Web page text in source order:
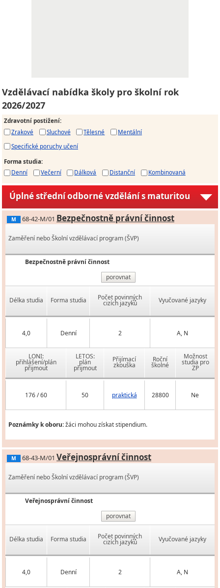
Vzdělávací nabídka školy pro školní rok
2026/2027
Zdravotní postižení:
Zrakové
Sluchové Tělesné
Mentální
Specifické poruchy učení
Forma studia:
Denní
Večerní Dálková Distanční Kombinovaná
Úplné střední odborné vzdělání s maturitou
M 68-42-M/01 Bezpečnostně právní činnost
Zaměření nebo Školní vzdělávací program (ŠVP)
Bezpečnostně právní činnost
porovnat
Délka studia Forma studia Počet povinných
cizích jazyků Vyučované jazyky
4,0 Denní 2 A, N
LONI:
přihlášení/plán
přijmout
LETOS:
plán
přijmout
Přijímací
zkouška
Roční
školné
Možnost
studia pro
ZP
176 / 60 50 praktická 28800 Ne
Poznámky k oboru:žáci mohou získat stipendium.
M 68-43-M/01 Veřejnosprávní činnost
Zaměření nebo Školní vzdělávací program (ŠVP)
Veřejnosprávní činnost
porovnat
Délka studia Forma studia Počet povinných
cizích jazyků Vyučované jazyky
4,0 Denní 2 A, N